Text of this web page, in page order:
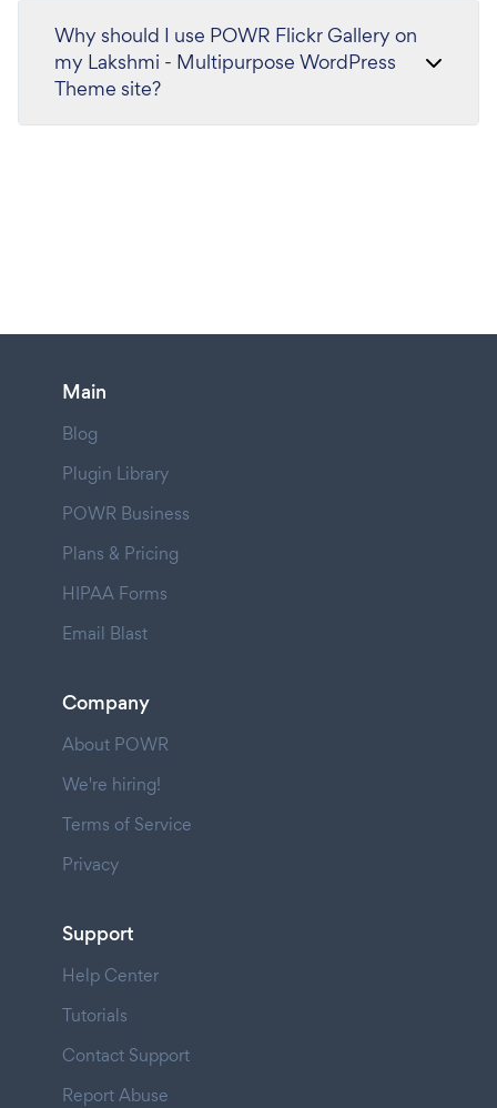
Why should I use POWR Flickr Gallery on
my Lakshmi - Multipurpose WordPress
Theme site?
Main
Blog
Plugin Library
POWR Business
Plans & Pricing
HIPAA Forms
Email Blast
Company
About POWR
We're hiring!
Terms of Service
Privacy
Support
Help Center
Tutorials
Contact Support
Report Abuse